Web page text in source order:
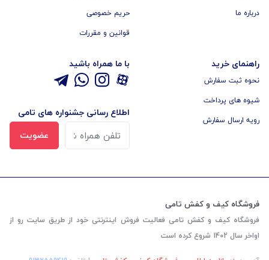
درباره ما
حریم خصوصی
قوانین و مقررات
راهنمای خرید
نحوه ثبت سفارش
شیوه های پرداخت
رویه ارسال سفارش
با ما همراه باشید
اطلاع رسانی جشنواره های تامی
عضویت
فروشگاه کیف و کفش تامی
فروشگاه کیف و کفش تامی فعالیت فروش اینترنتی خود از طریق سایت رو از
اواخر سال 1402 شروع کرده است